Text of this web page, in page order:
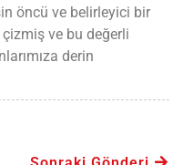
öncü ve belirleyici bir
ve bu değerli
derin